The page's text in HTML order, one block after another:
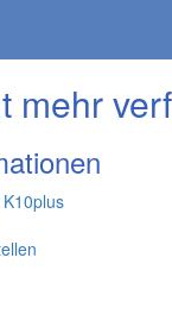
mehr